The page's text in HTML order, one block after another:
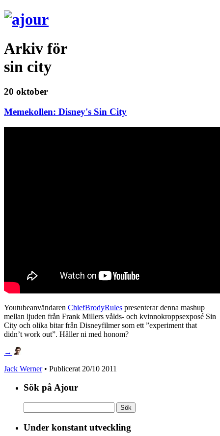
Arkiv för
sin city
20 oktober
Memekollen: Disney's Sin City
Youtubeanvändaren ChiefBrodyRules presenterar denna mashup
mellan ljuden från Frank Millers vålds- och kvinnokroppsexposé Sin
City och olika bitar från Disneyfilmer som ett ”experiment that
didn’t work out”. Håller ni med honom?
→
Jack Werner• Publicerat 20/10 2011
Sök på Ajour
efter:
Under konstant utveckling